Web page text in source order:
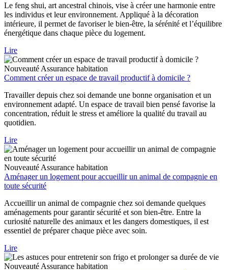
Le feng shui, art ancestral chinois, vise à créer une harmonie entre
les individus et leur environnement. Appliqué à la décoration
intérieure, il permet de favoriser le bien-être, la sérénité et l’équilibre
énergétique dans chaque pièce du logement.
Lire
Nouveauté Assurance habitation
Comment créer un espace de travail productif à domicile ?
Travailler depuis chez soi demande une bonne organisation et un
environnement adapté. Un espace de travail bien pensé favorise la
concentration, réduit le stress et améliore la qualité du travail au
quotidien.
Lire
Nouveauté Assurance habitation
Aménager un logement pour accueillir un animal de compagnie en
toute sécurité
Accueillir un animal de compagnie chez soi demande quelques
aménagements pour garantir sécurité et son bien-être. Entre la
curiosité naturelle des animaux et les dangers domestiques, il est
essentiel de préparer chaque pièce avec soin.
Lire
Nouveauté Assurance habitation